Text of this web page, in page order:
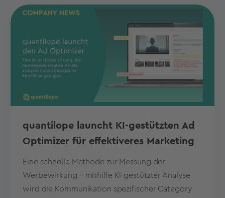
quantilope launcht KI-gestützten Ad
Optimizer für effektiveres Marketing
Eine schnelle Methode zur Messung der
Werbewirkung – mithilfe KI-gestützter Analyse
wird die Kommunikation spezifischer Category